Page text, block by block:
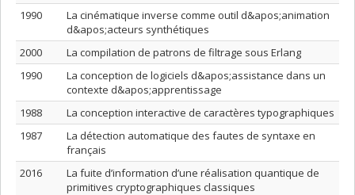
1990
La cinématique inverse comme outil d&apos;animation
d&apos;acteurs synthétiques
2000
La compilation de patrons de filtrage sous Erlang
1990
La conception de logiciels d&apos;assistance dans un
contexte d&apos;apprentissage
1988
La conception interactive de caractères typographiques
1987
La détection automatique des fautes de syntaxe en
français
2016
La fuite d’information d’une réalisation quantique de
primitives cryptographiques classiques